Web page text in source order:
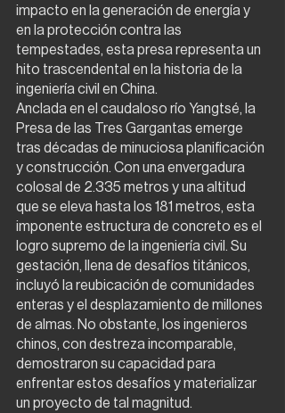
impacto en la generación de energía y
en la protección contra las
tempestades, esta presa representa un
hito trascendental en la historia de la
ingeniería civil en China.
Anclada en el caudaloso río Yangtsé, la
Presa de las Tres Gargantas emerge
tras décadas de minuciosa planificación
y construcción. Con una envergadura
colosal de 2.335 metros y una altitud
que se eleva hasta los 181 metros, esta
imponente estructura de concreto es el
logro supremo de la ingeniería civil. Su
gestación, llena de desafíos titánicos,
incluyó la reubicación de comunidades
enteras y el desplazamiento de millones
de almas. No obstante, los ingenieros
chinos, con destreza incomparable,
demostraron su capacidad para
enfrentar estos desafíos y materializar
un proyecto de tal magnitud.